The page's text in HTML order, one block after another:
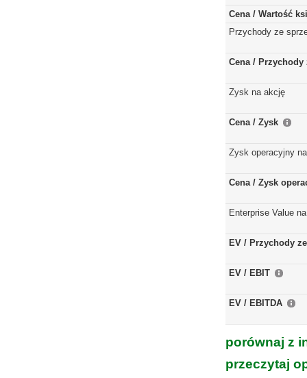
Cena / Wartość
Przychody ze
Cena / Przychody
Zysk na akcję
Cena / Zysk
Zysk operacyjny
Cena / Zysk
Enterprise Value
EV / Przychody
EV / EBIT
EV / EBITDA
porównaj z
przeczytaj